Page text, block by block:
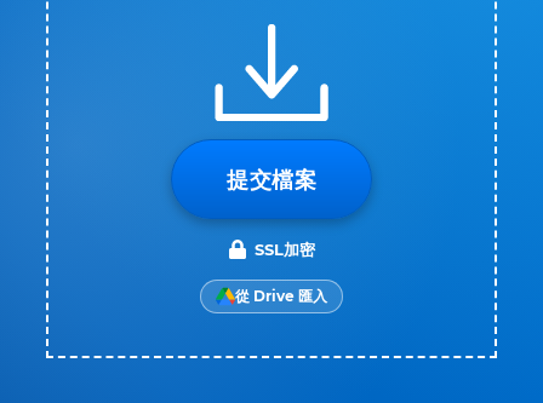
提交檔案
SSL加密
從 Drive 匯入